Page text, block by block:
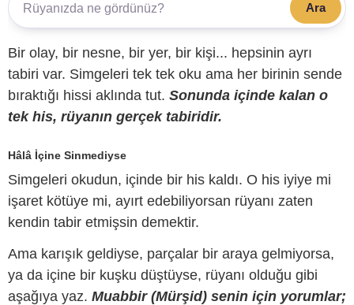
Ara
Bir olay, bir nesne, bir yer, bir kişi... hepsinin ayrı
tabiri var. Simgeleri tek tek oku ama her birinin sende
bıraktığı hissi aklında tut. Sonunda içinde kalan o
tek his, rüyanın gerçek tabiridir.
Hâlâ İçine Sinmediyse
Simgeleri okudun, içinde bir his kaldı. O his iyiye mi
işaret kötüye mi, ayırt edebiliyorsan rüyanı zaten
kendin tabir etmişsin demektir.
Ama karışık geldiyse, parçalar bir araya gelmiyorsa,
ya da içine bir kuşku düştüyse, rüyanı olduğu gibi
aşağıya yaz. Muabbir (Mürşid) senin için yorumlar;